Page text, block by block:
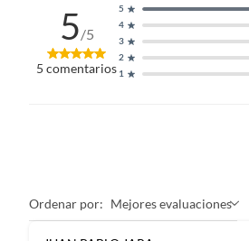
5/5
5 comentarios 1
2
3
4
5
Ordenar por: Mejores evaluaciones